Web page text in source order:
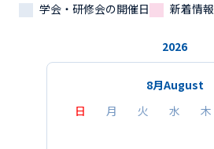
学会・研修会の開催日
新着情報
2026
8月August
日
月 火 水 木